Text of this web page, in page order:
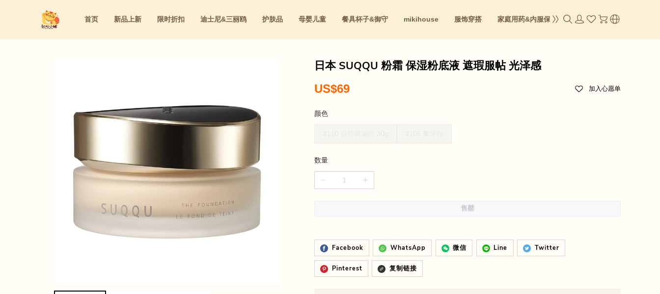
美容仪&美容工具&美妆道具
面膜&眼膜
首页 新品上新 限时折扣 迪士尼&三丽鸥 护肤品
美容仪&美容工具&美妆道具
面膜&眼膜
母婴儿童 餐具杯子&御守 mikihouse 服饰穿搭 家庭用药&内服保养 成人零食 身体&彩妆
日本 SUQQU 粉霜 保湿粉底液 遮瑕服帖 光泽感
US$69 加入心愿单
颜色
数量
售罄
Facebook WhatsApp 微信 Line Twitter
Pinterest 复制链接